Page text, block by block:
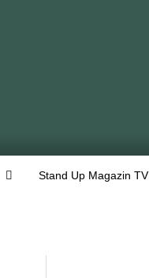
Stand Up Magazin TV